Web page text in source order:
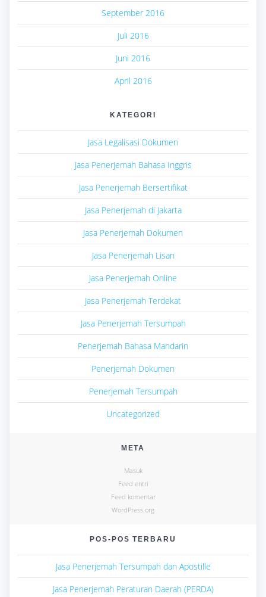
September 2016
Juli 2016
Juni 2016
April 2016
KATEGORI
Jasa Legalisasi Dokumen
Jasa Penerjemah Bahasa Inggris
Jasa Penerjemah Bersertifikat
Jasa Penerjemah di Jakarta
Jasa Penerjemah Dokumen
Jasa Penerjemah Lisan
Jasa Penerjemah Online
Jasa Penerjemah Terdekat
Jasa Penerjemah Tersumpah
Penerjemah Bahasa Mandarin
Penerjemah Dokumen
Penerjemah Tersumpah
Uncategorized
META
Masuk
Feed entri
Feed komentar
WordPress.org
POS-POS TERBARU
Jasa Penerjemah Tersumpah dan Apostille
Jasa Penerjemah Peraturan Daerah (PERDA)